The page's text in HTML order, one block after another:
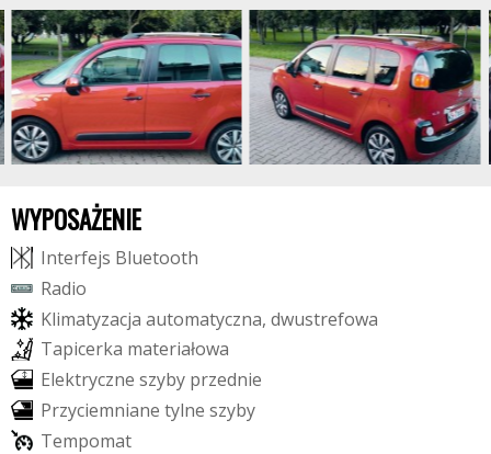
WYPOSAŻENIE
Interfejs Bluetooth
Radio
Klimatyzacja automatyczna, dwustrefowa
Tapicerka materiałowa
Elektryczne szyby przednie
Przyciemniane tylne szyby
Tempomat